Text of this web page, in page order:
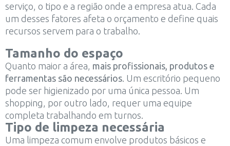
serviço, o tipo e a região onde a empresa atua. Cada
um desses fatores afeta o orçamento e define quais
recursos servem para o trabalho.
Tamanho do espaço
Quanto maior a área, mais profissionais, produtos e
ferramentas são necessários . Um escritório pequeno
pode ser higienizado por uma única pessoa. Um
shopping, por outro lado, requer uma equipe
completa trabalhando em turnos.
Tipo de limpeza necessária
Uma limpeza comum envolve produtos básicos e